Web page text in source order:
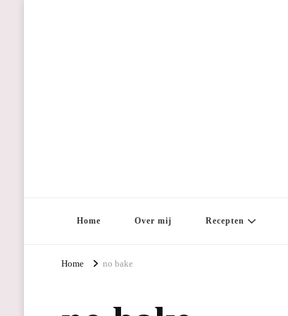
Home Over mij Recepten
Home no bake